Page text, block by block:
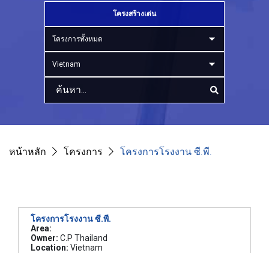
โครงสร้างเด่น
โครงการทั้งหมด
Vietnam
หน้าหลัก โครงการ โครงการโรงงาน ซี.พี.
โครงการโรงงาน ซี.พี.
Area:
Owner: C.P Thailand
Location: Vietnam